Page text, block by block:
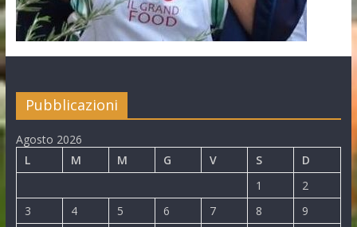
Pubblicazioni
Agosto 2026
L
M M G V S
D
1
2
3
4 5 6 7 8 9